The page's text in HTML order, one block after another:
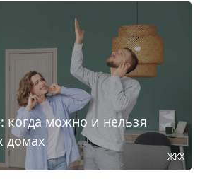
когда можно и нельзя
домах
ЖКХ